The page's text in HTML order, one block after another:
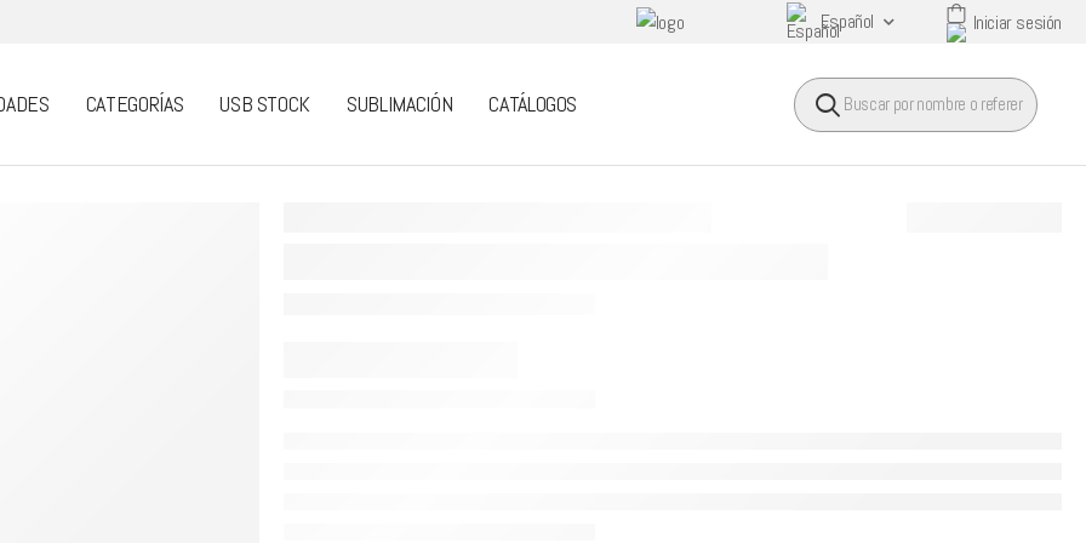
Español Iniciar sesión
CATEGORÍAS USB STOCK SUBLIMACIÓN CATÁLOGOS HEADER SEARCH